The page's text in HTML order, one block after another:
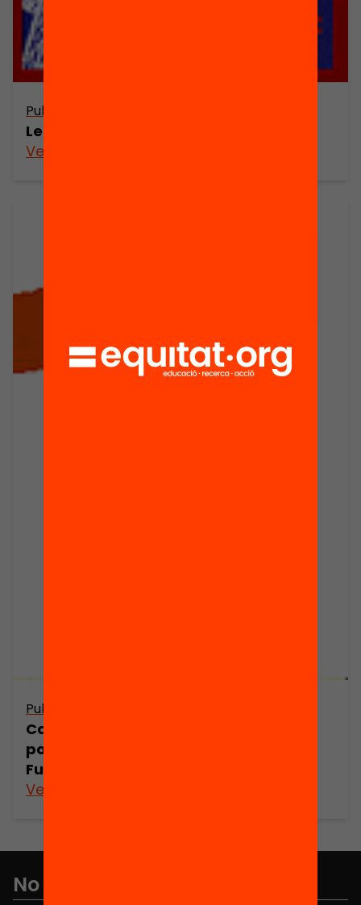
Publicació
Les multinacionals a Catalunya
Veure’n més
Publicació
Catalunya 77-88. Societat, economia,
política i cultura. Un informe de la
Fundació Jaume Bofill
Veure’n més
No et perdis res